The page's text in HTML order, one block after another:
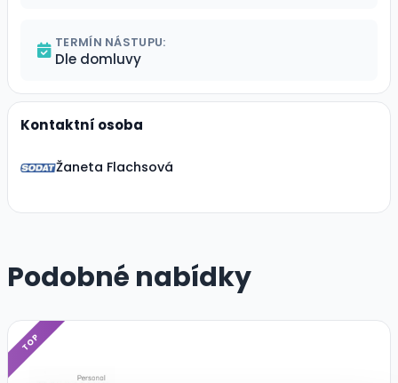
TERMÍN NÁSTUPU:
Dle domluvy
Kontaktní osoba
Žaneta Flachsová
Podobné nabídky
TOP